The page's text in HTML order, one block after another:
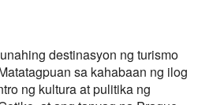
destinasyon ng turismo
sa kahabaan ng ilog
ng kultura at pulitika ng